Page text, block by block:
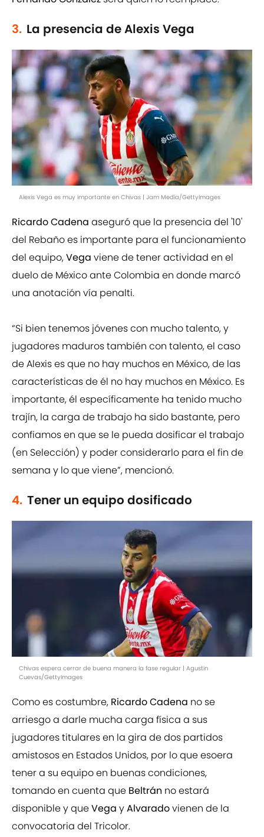
3. La presencia de Alexis Vega
Alexis Vega es muy importante en Chivas | Jam Media/GettyImages
Ricardo Cadena aseguró que la presencia del '10'
del Rebaño es importante para el funcionamiento
del equipo,Vega viene de tener actividad en el
duelo de México ante Colombia en donde marcó
una anotación vía penalti.
“Si bien tenemos jóvenes con mucho talento, y
jugadores maduros también con talento, el caso
de Alexis es que no hay muchos en México, de las
características de él no hay muchos en México. Es
importante, él específicamente ha tenido mucho
trajín, la carga de trabajo ha sido bastante, pero
confiamos en que se le pueda dosificar el trabajo
(en Selección) y poder considerarlo para el fin de
semana y lo que viene”, mencionó.
4. Tener un equipo dosificado
Chivas espera cerrar de buena manera la fase regular | Agustin
Cuevas/GettyImages
Como es costumbre, Ricardo Cadena no se
arriesgo a darle mucha carga física a sus
jugadores titulares en la gira de dos partidos
amistosos en Estados Unidos, por lo que esoera
tener a su equipo en buenas condiciones,
tomando en cuenta que Beltrán no estará
disponible y queVega yAlvaradovienen de la
convocatoria del Tricolor.